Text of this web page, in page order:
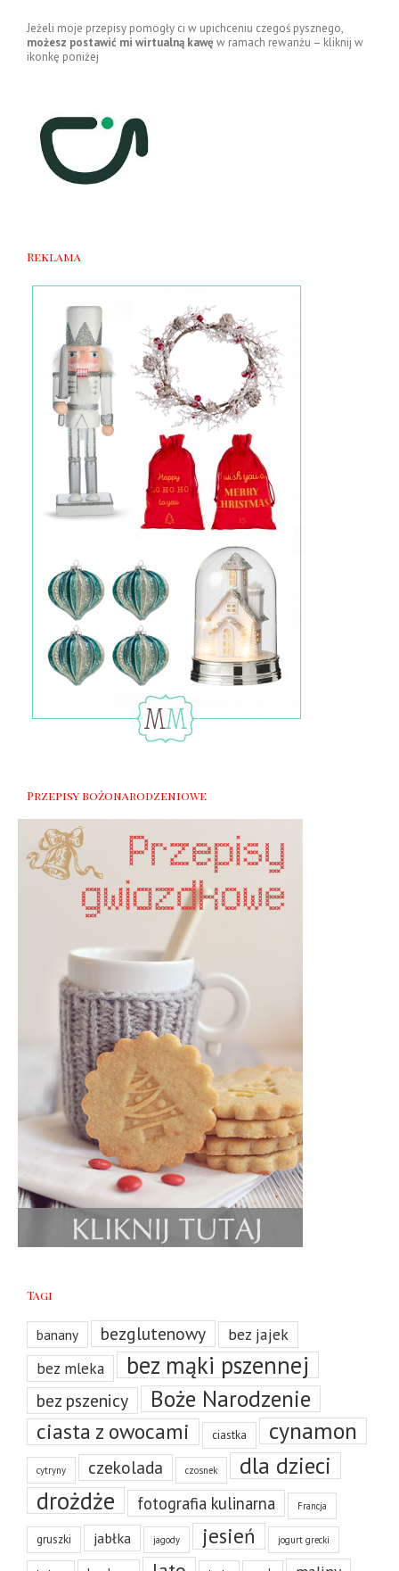
Jeżeli moje przepisy pomogły ci w upichceniu czegoś pysznego,
możesz postawić mi wirtualną kawę w ramach rewanżu – kliknij w
ikonkę poniżej
Reklama
Przepisy bożonarodzeniowe
Tagi
banany bezglutenowy bez jajek
bez mleka bez mąki pszennej
bez pszenicy Boże Narodzenie
ciasta z owocami ciastka cynamon
cytryny czekolada czosnek dla dzieci
drożdże fotografia kulinarna Francja
gruszki jabłka jagody jesień jogurt grecki